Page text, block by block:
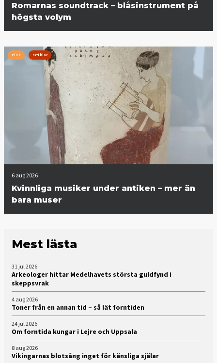
Romarnas soundtrack – blåsinstrument på
högsta volym
Plus artiklar
6 aug 2026
Kvinnliga musiker under antiken – mer än
bara muser
Mest lästa
31 jul 2026
Arkeologer hittar Medelhavets största guldfynd i
skeppsvrak
4 aug 2026
Toner från en annan tid – så lät forntiden
24 jul 2026
Om forntida kungar i Lejre och Uppsala
8 aug 2026
Vikingarnas blotsång inget för känsliga själar